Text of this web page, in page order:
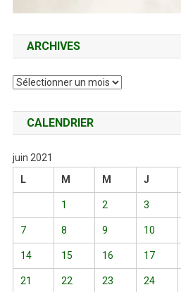
ARCHIVES
Archives
CALENDRIER
juin 2021
L
M M J
1 2 3
7 8 9 10
14 15 16 17
21 22 23 24